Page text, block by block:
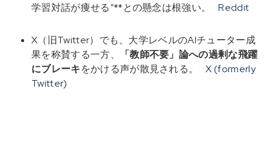
学習対話が痩せる”**との懸念は根強い。
Reddit
X（旧Twitter）でも、大学レベルのAIチューター成
果を称賛する一方、
「教師不要」論への過剰な飛躍
にブレーキをかける声が散見される。
X (formerly
Twitter)